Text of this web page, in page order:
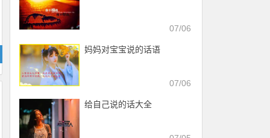
07/06
妈妈对宝宝说的话语
07/06
给自己说的话大全